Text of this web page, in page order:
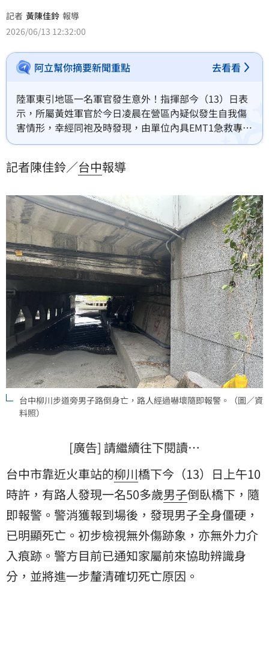
記者 黃陳佳鈴 報導
2026/06/13 12:32:00
阿立幫你摘要新聞重點 去看看
陸軍東引地區一名軍官發生意外！指揮部今（13）日表
示，所屬黃姓軍官於今日凌晨在營區內疑似發生自我傷
害情形，幸經同袍及時發現，由單位內具EMT1急救專長
人員立即施以CPR，成功搶救後恢復呼吸與心跳，並於
治，目前生命徵象穩定。
記者陳佳鈴／台中報導
台中柳川步道旁男子路倒身亡，路人經過嚇壞隨即報警。（圖／資
料照）
[廣告] 請繼續往下閱讀…
台中市靠近火車站的柳川橋下今（13）日上午10
時許，有路人發現一名50多歲男子倒臥橋下，隨
即報警。警消獲報到場後，發現男子全身僵硬，
已明顯死亡。初步檢視無外傷跡象，亦無外力介
入痕跡。警方目前已通知家屬前來協助辨識身
分，並將進一步釐清確切死亡原因。